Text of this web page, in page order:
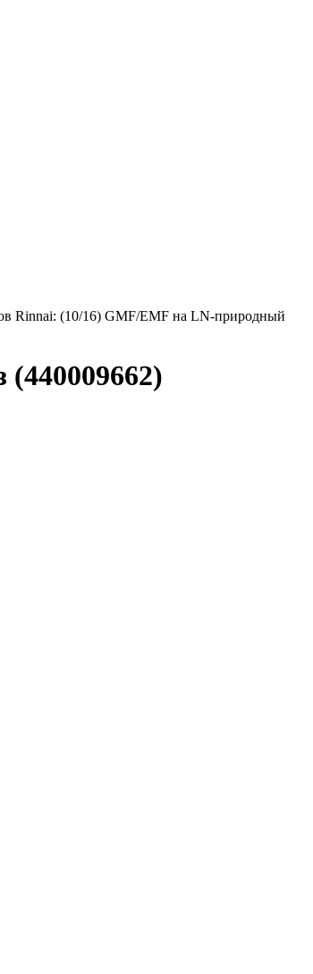
Rinnai: (10/16) GMF/EMF на LN-природный